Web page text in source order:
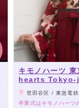
キモノハーツ
hearts
世田谷区 / 東急電
卒業式はキモノハーツ